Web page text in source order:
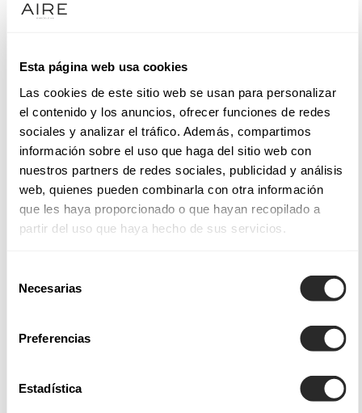
Esta página web usa cookies
Las cookies de este sitio web se usan para personalizar
el contenido y los anuncios, ofrecer funciones de redes
sociales y analizar el tráfico. Además, compartimos
información sobre el uso que haga del sitio web con
nuestros partners de redes sociales, publicidad y análisis
web, quienes pueden combinarla con otra información
que les haya proporcionado o que hayan recopilado a
partir del uso que haya hecho de sus servicios.
Necesarias
Preferencias
Estadística
designs aux lignes épurées qui offrent à la mariée une grande
tissus nobles utilisés pour chaque modèle, un régal pour la
Tissus et styles de nos robes de mariée
Les robes de mariée Aire Barcelona intègrent des finitions et
des applications qui permettent de créer des modèles
magnifiques et saisissants, telles lesrobes de mariée de
coupe sirène, ajustées du bustier jusqu'aux hanches, afin
Barcelona, Aire Boho, Aire Royale et Aire Diamond, vous
mais également des tissus légers soigneusement sélectionnés
qui offrent un tombé fluide ou des dentelles subtiles pour